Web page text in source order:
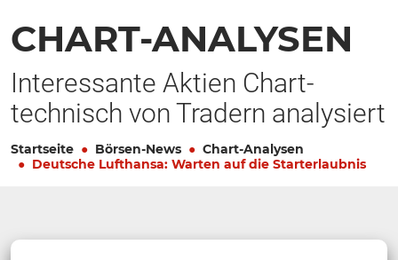
CHART-ANALYSEN
Interessante Aktien Chart-
technisch von Tradern analysiert
Startseite Börsen-News
Chart-Analysen
Deutsche Lufthansa: Warten auf die Starterlaubnis